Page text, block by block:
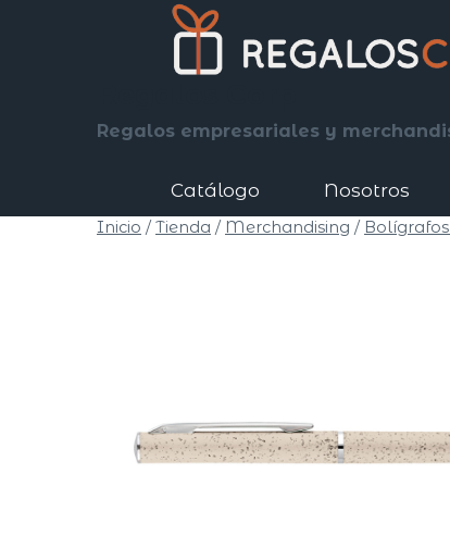
Regalos empresariales y
Catálogo Nosotros
Inicio / Tienda / Merchandising /